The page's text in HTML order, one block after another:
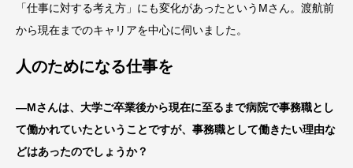
「仕事に対する考え方」にも変化があったというMさん。渡航前
から現在までのキャリアを中心に伺いました。
人のためになる仕事を
―Mさんは、大学ご卒業後から現在に至るまで病院で事務職とし
て働かれていたということですが、事務職として働きたい理由な
どはあったのでしょうか？